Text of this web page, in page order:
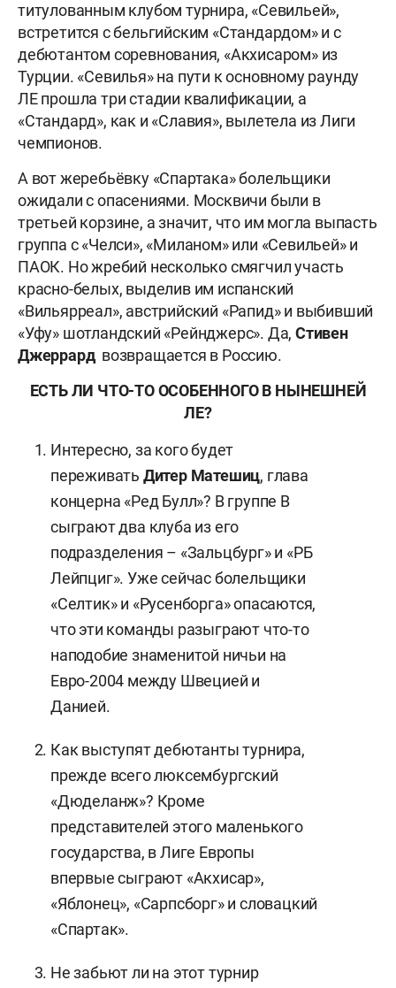
титулованным клубом турнира, «Севильей»,
встретится с бельгийским «Стандардом» и с
дебютантом соревнования, «Акхисаром» из
Турции. «Севилья» на пути к основному раунду
ЛЕ прошла три стадии квалификации, а
«Стандард», как и «Славия», вылетела из Лиги
чемпионов.
А вот жеребьёвку «Спартака» болельщики
ожидали с опасениями. Москвичи были в
третьей корзине, а значит, что им могла выпасть
группа с «Челси», «Миланом» или «Севильей» и
ПАОК. Но жребий несколько смягчил участь
красно-белых, выделив им испанский
«Вильярреал», австрийский «Рапид» и выбивший
«Уфу» шотландский «Рейнджерс». Да,Стивен
Джеррард возвращается в Россию.
ЕСТЬ ЛИ ЧТО-ТО ОСОБЕННОГО В НЫНЕШНЕЙ
ЛЕ?
Интересно, за кого будет
переживать Дитер Матешиц, глава
концерна «Ред Булл»? В группе B
сыграют два клуба из его
подразделения – «Зальцбург» и «РБ
Лейпциг». Уже сейчас болельщики
«Селтик» и «Русенборга» опасаются,
что эти команды разыграют что-то
наподобие знаменитой ничьи на
Евро-2004 между Швецией и
Данией.
Как выступят дебютанты турнира,
прежде всего люксембургский
«Дюделанж»? Кроме
представителей этого маленького
государства, в Лиге Европы
впервые сыграют «Акхисар»,
«Яблонец», «Сарпсборг» и словацкий
«Спартак».
Не забьют ли на этот турнир